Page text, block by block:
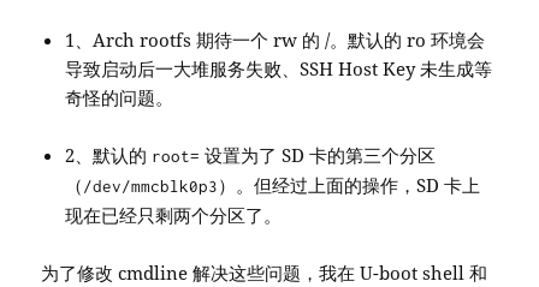
1、Arch rootfs 期待一个 rw 的 /。默认的 ro 环境会
导致启动后一大堆服务失败、SSH Host Key 未生成等
奇怪的问题。
2、默认的 root= 设置为了 SD 卡的第三个分区
（/dev/mmcblk0p3）。但经过上面的操作，SD 卡上
现在已经只剩两个分区了。
为了修改 cmdline 解决这些问题，我在 U-boot shell 和